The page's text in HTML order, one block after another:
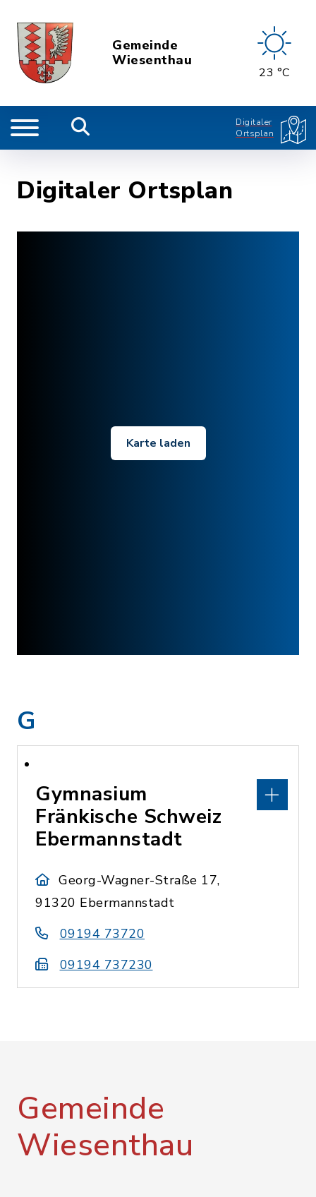
Gemeinde
Wiesenthau
23 °C
Digitaler
Ortsplan
Digitaler Ortsplan
Karte laden
G
Gymnasium
Fränkische Schweiz
Ebermannstadt
Georg-Wagner-Straße 17,
91320 Ebermannstadt
09194 73720
09194 737230
Gemeinde
Wiesenthau